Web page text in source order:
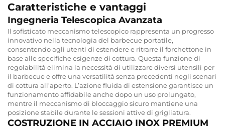
Caratteristiche e vantaggi
Ingegneria Telescopica Avanzata
Il sofisticato meccanismo telescopico rappresenta un progresso
innovativo nella tecnologia del barbecue portatile,
consentendo agli utenti di estendere e ritrarre il forchettone in
base alle specifiche esigenze di cottura. Questa funzione di
regolabilità elimina la necessità di utilizzare diversi utensili per
il barbecue e offre una versatilità senza precedenti negli scenari
di cottura all’aperto. L’azione fluida di estensione garantisce un
funzionamento affidabile anche dopo un uso prolungato,
mentre il meccanismo di bloccaggio sicuro mantiene una
posizione stabile durante le sessioni attive di grigliatura.
COSTRUZIONE IN ACCIAIO INOX PREMIUM